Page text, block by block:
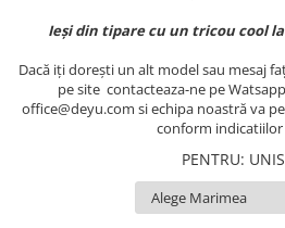
Ieși din tipare cu un tricou cool
Dacă iți dorești un alt model sau mesaj
pe site contacteaza-ne pe
office@deyu.com si echipa noastră va
conform
PENTRU: